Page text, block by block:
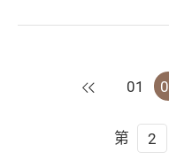
上一頁
01
第